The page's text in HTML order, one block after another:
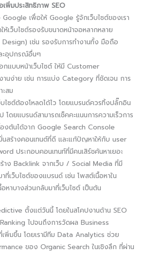
พิ่มประสิทธิภาพ SEO
เพื่อให้ Google รู้จักเว็บไซต์ของเรา
ห้เว็บไซต์รองรับขนาดหน้าจอหลากหลาย
เช่น รองรับการทำงานทั้ง มือถือ
อุปกรณ์อื่นๆ
แบบหน้าเว็บไซต์ ให้มี Customer
นง่าย เช่น การแบ่ง Category ที่ชัดเจน การ
สม
ไซต์ต้องโหลดได้ไว โดยแบรนด์ควรทิ้งปลั๊กอิน
โดยเเบรนด์สามารถเช็คคะแนนการความเร็วการ
องต้นได้จาก Google Search Console
สร้างคอนเทนต์ที่ดี และแก้ปัญหาให้กับ user
ประกอบคอนเทนท์ที่มีคนเสิร์ชค้นหาเยอะ
ง Backlink จากเว็บ / Social Media ที่มี
เว็บไซต์ของแบรนด์ เช่น โพสต์เนื้อหาใน
หาบางส่วนกลับมาที่เว็บไซต์ เป็นต้น
ตั้งแต่วันนี้ โดยในสโคปงานด้าน SEO
ไปจนถึงการวัดผล Business
พิ่มขึ้น โดยเรามีทีม Data Analytics ช่วย
ของ Organic Search ในเชิงลึก ที่ผ่าน